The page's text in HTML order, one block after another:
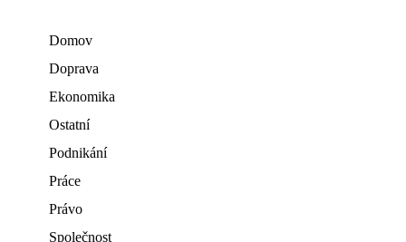
Domov
Doprava
Ekonomika
Ostatní
Podnikání
Práce
Právo
Společnost